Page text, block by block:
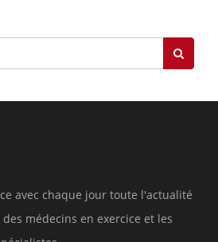
avec chaque jour toute l'actualité
médecins en exercice et les